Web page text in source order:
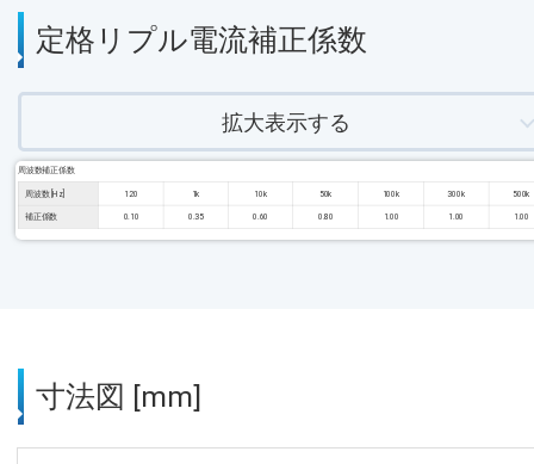
定格リプル電流補正係数
拡大表示する
周波数補正係数
周波数 [Hz] 120 1k 10k 50k 100k 300k 500k
補正係数 0.10 0.35 0.60 0.80 1.00 1.00 1.00
寸法図 [mm]